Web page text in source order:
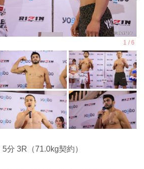
分 3R（71.0kg契約）